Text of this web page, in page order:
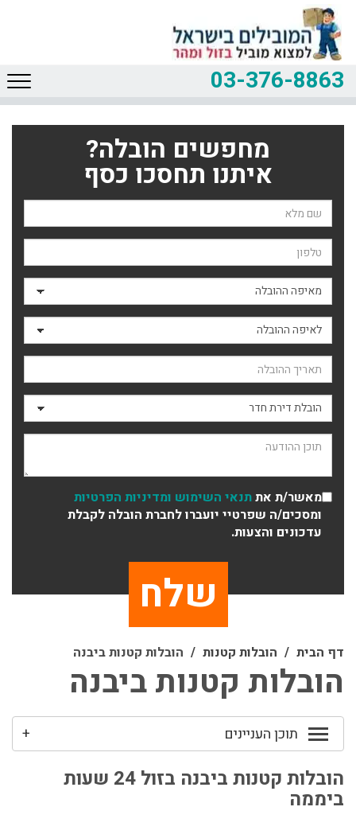
03-376-8863
מחפשים הובלה?
איתנו תחסכו כסף
שם השולח
טלפון
מאיפה ההובלה
לאיפה ההובלה
תאריך ההובלה
סוג ההובלה
תוכן ההודעה
מאשר/ת אתתנאי השימוש ומדיניות הפרטיות
ומסכים/ה שפרטיי יועברו לחברת הובלה לקבלת
עדכונים והצעות.
דף הבית הובלות קטנות הובלות קטנות ביבנה
הובלות קטנות ביבנה
תוכן העניינים +
הובלות קטנות ביבנה בזול 24 שעות
ביממה